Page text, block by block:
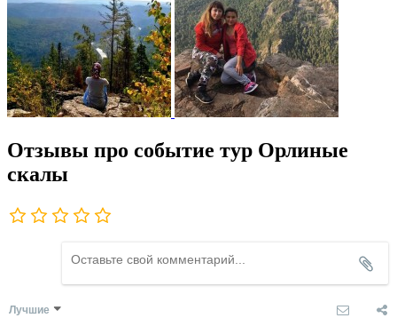
Отзывы про событие тур Орлиные
скалы
Лучшие